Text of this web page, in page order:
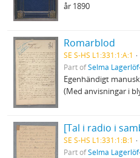
år 1890
Romarblod
SE S-HS L1:331:1:A:1
Part ofSelma
Egenhändigt
(Med anvisningar i
SE S-HS L1:331:1:B:1
Part ofSelma